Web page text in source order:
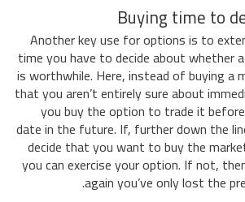
Buying time to
Another key use for options is to
time you have to decide about whether
is worthwhile. Here, instead of buying a
that you aren’t entirely sure about
you buy the option to trade it
date in the future. If, further down the
decide that you want to buy the
you can exercise your option. If not,
again you’ve only lost the